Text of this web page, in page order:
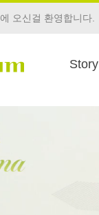
오신걸 환영합니다.
Story